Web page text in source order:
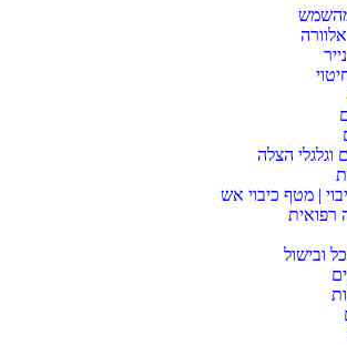
וגלגלי הצלה
| מטף כיבוי אש
רפואית
ובישול